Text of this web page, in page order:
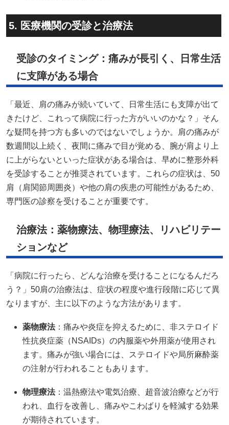
5. 医療機関の受診と治療法
受診のタイミング：痛みが長引く、日常生活
に支障がある場合
「最近、肩の痛みが続いていて、日常生活にも支障が出て
きたけど、これって病院に行った方がいいのかな？」そん
な疑問を持つ方も多いのではないでしょうか。肩の痛みが
数週間以上続く、夜間に痛みで目が覚める、腕が肩より上
に上がらないといった症状がある場合は、早めに整形外科
を受診することが推奨されています。これらの症状は、50
肩（肩関節周囲炎）や他の肩の疾患の可能性があるため、
専門医の診察を受けることが重要です。
治療法：薬物療法、物理療法、リハビリテー
ションなど
「病院に行ったら、どんな治療を受けることになるんだろ
う？」50肩の治療法は、症状の程度や進行段階に応じて異
なりますが、主に以下のような方法があります。
薬物療法：痛みや炎症を抑えるために、非ステロイド
性抗炎症薬（NSAIDs）の内服薬や外用薬が使用され
ます。痛みが強い場合には、ステロイドや局所麻酔薬
の注射が行われることもあります。
物理療法：温熱療法や電気治療、超音波治療などが行
われ、血行を改善し、痛みやこわばりを軽減する効果
が期待されています。